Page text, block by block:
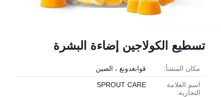
تسطيع الكولاجين إضاءة البشرة
مكان المنشأ: قوانغدونغ ، الصين
اسم العلامة
التجارية:
SPROUT CARE